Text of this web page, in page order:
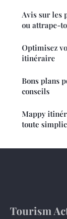
Avis sur les
ou attrape-
Optimisez
itinéraire
Bons plans
conseils
Mappy
toute
Tourism